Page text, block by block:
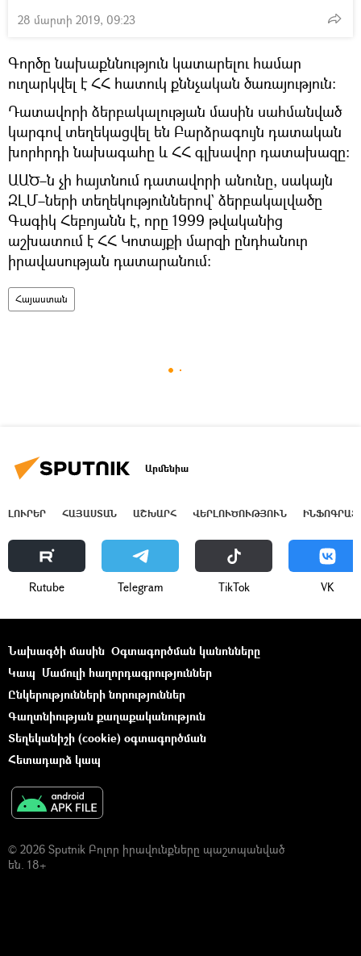
28 մարտի 2019, 09:23
Գործը նախաքննություն կատարելու համար
ուղարկվել է ՀՀ հատուկ քննչական ծառայություն:
Դատավորի ձերբակալության մասին սահմանված
կարգով տեղեկացվել են Բարձրագույն դատական
խորհրդի նախագահը և ՀՀ գլխավոր դատախազը:
ԱԱԾ–ն չի հայտնում դատավորի անունը, սակայն
ԶԼՄ–ների տեղեկություններով` ձերբակալվածը
Գագիկ Հեբոյանն է, որը 1999 թվականից
աշխատում է ՀՀ Կոտայքի մարզի ընդհանուր
իրավասության դատարանում։
Հայաստան
Արմենիա
ԼՈՒՐԵՐ ՀԱՅԱՍՏԱՆ ԱՇԽԱՐՀ ՎԵՐԼՈՒԾՈՒԹՅՈՒՆ
Rutube Telegram ТikТоk VK
Նախագծի մասին Օգտագործման կանոնները
Կապ Մամուլի հաղորդագրություններ
Ընկերությունների նորություններ
Գաղտնիության քաղաքականություն
Տեղեկանիշի (cookie) օգտագործման
Հետադարձ կապ
© 2026 Sputnik Բոլոր իրավունքները պաշտպանված
են. 18+